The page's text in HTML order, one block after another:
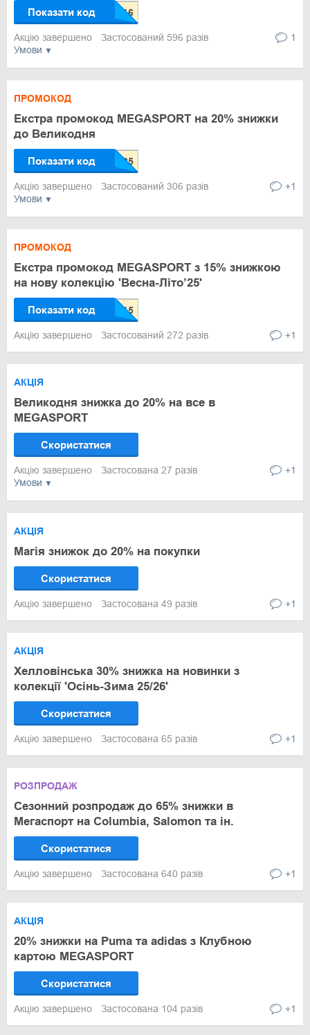
Умови
Показати код
Акцію завершено Застосований 596 разів 1
Умови
ПРОМОКОД
Екстра промокод MEGASPORT на 20% знижки
до Великодня
Показати код
Акцію завершено Застосований 306 разів +1
ПРОМОКОД
Екстра промокод MEGASPORT з 15% знижкою
на нову колекцію 'Весна-Літо’25'
Показати код
Акцію завершено Застосований 272 разів +1
Умови
АКЦІЯ
Великодня знижка до 20% на все в
MEGASPORT
Скористатися
Акцію завершено Застосована 27 разів +1
АКЦІЯ
Магія знижок до 20% на покупки
Скористатися
Акцію завершено Застосована 49 разів +1
АКЦІЯ
Хелловінська 30% знижка на новинки з
колекції 'Осінь-Зима 25/26'
Скористатися
Акцію завершено Застосована 65 разів +1
РОЗПРОДАЖ
Сезонний розпродаж до 65% знижки в
Мегаспорт на Columbia, Salomon та ін.
Скористатися
Акцію завершено Застосована 640 разів +1
АКЦІЯ
20% знижки на Puma та adidas з Клубною
картою MEGASPORT
Скористатися
Акцію завершено Застосована 104 разів +1